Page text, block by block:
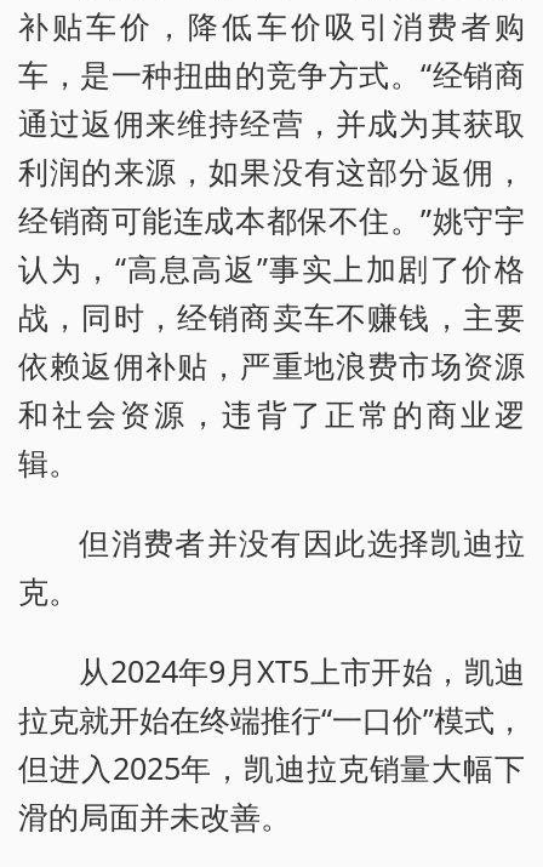
补贴车价，降低车价吸引消费者购
车，是一种扭曲的竞争方式。“经销商
通过返佣来维持经营，并成为其获取
利润的来源，如果没有这部分返佣，
经销商可能连成本都保不住。”姚守宇
认为，“高息高返”事实上加剧了价格
战，同时，经销商卖车不赚钱，主要
依赖返佣补贴，严重地浪费市场资源
和社会资源，违背了正常的商业逻
辑。
但消费者并没有因此选择凯迪拉
克。
从2024年9月XT5上市开始，凯迪
拉克就开始在终端推行“一口价”模式，
但进入2025年，凯迪拉克销量大幅下
滑的局面并未改善。